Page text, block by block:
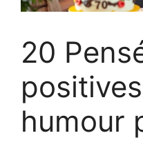
20
humour